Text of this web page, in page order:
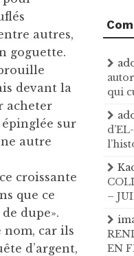
autres,
goguette.
devant la
acheter
sur
autre
croissante
que ce
dupe».
nom, car ils
d’argent,
qui
–
EN